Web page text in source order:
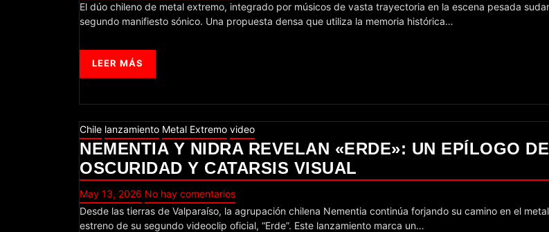
El dúo chileno de metal extremo, integrado por músicos de vasta trayectoria en la escena pesada sudamericana, libera su
segundo manifiesto sónico. Una propuesta densa que utiliza la memoria histórica…
LEER MÁS
Chile lanzamiento Metal Extremo video
NEMENTIA Y NIDRA REVELAN «ERDE»: UN EPÍLOGO DE
OSCURIDAD Y CATARSIS VISUAL
May 13, 2026 No hay comentarios
Desde las tierras de Valparaíso, la agrupación chilena Nementia continúa forjando su camino en el metal extremo con el
estreno de su segundo videoclip oficial, “Erde”. Este lanzamiento marca un…